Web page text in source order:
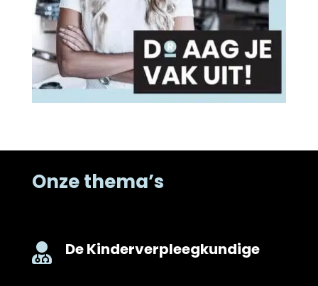
Onze thema’s
 De Kinderverpleegkundige